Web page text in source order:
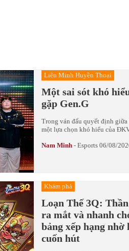
Liên Minh Huyền Thoại
Một sai sót khó
gặp Gen.G
Trong ván đấu quyết định
một lựa chọn khó hiểu của
Nam Minh - Esports 06/08/
Khám phá
Loạn Thế 3Q:
ra mắt và nhanh
bảng xếp hạng
cuốn hút